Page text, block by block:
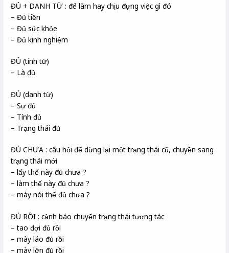
ĐỦ + DANH TỪ : để làm hay chịu đựng việc gì đó
– Đủ tiền
– Đủ sức khỏe
– Đủ kinh nghiệm
ĐỦ (tính từ)
– Là đủ
ĐỦ (danh từ)
– Sự đủ
– Tính đủ
– Trạng thái đủ
ĐỦ CHƯA : câu hỏi để dừng lại một trạng thái cũ, chuyền sang
trạng thái mới
– lấy thế này đủ chưa ?
– làm thế này đủ chưa ?
– mày nói thế đủ chưa ?
ĐỦ RỒI : cảnh báo chuyển trạng thái tương tác
– tao đợi đủ rồi
– mày láo đủ rồi
– mày lớn đủ rồi